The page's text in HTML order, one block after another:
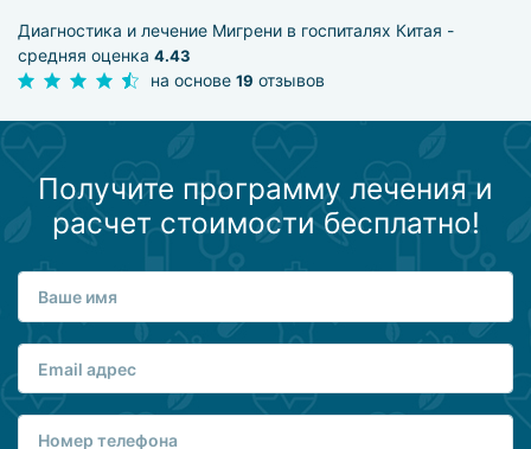
Диагностика и лечение Мигрени в госпиталях Китая -
средняя оценка 4.43
на основе 19 отзывов
Получите программу лечения и
расчет стоимости бесплатно!